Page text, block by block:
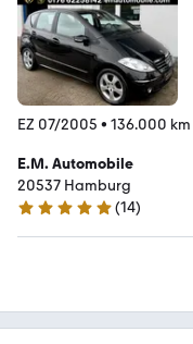
EZ 07/2005 • 136.000 km
E.M. Automobile
20537 Hamburg
5 Sterne
(14)